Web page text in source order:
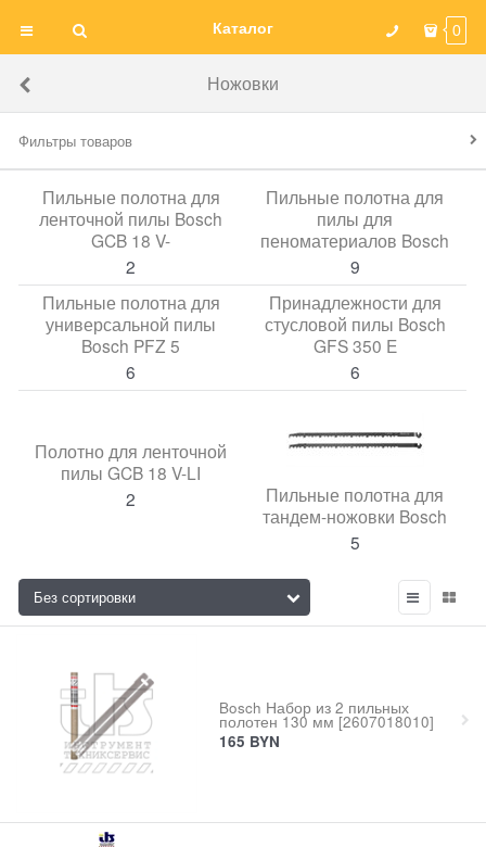
Каталог 0
Ножовки
Фильтры товаров
Пильные полотна для
ленточной пилы Bosch
GCB 18 V-
2
Пильные полотна для
пилы для
пеноматериалов Bosch
9
Пильные полотна для
универсальной пилы
Bosch PFZ 5
6
Принадлежности для
стусловой пилы Bosch
GFS 350 E
6
Полотно для ленточной
пилы GCB 18 V-LI
2
Пильные полотна для
тандем-ножовки Bosch
5
Bosch Набор из 2 пильных
полотен 130 мм [2607018010]
165 BYN